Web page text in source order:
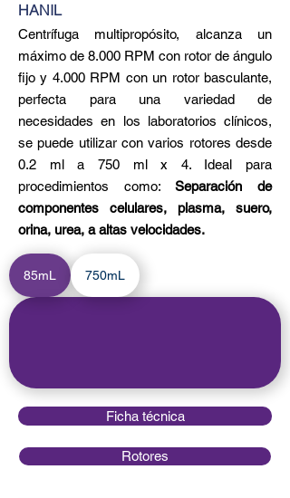
HANIL
Centrífuga multipropósito, alcanza un
máximo de 8.000 RPM con rotor de ángulo
fijo y 4.000 RPM con un rotor basculante,
perfecta para una variedad de
necesidades en los laboratorios clínicos,
se puede utilizar con varios rotores desde
0.2 ml a 750 ml x 4. Ideal para
procedimientos como:Separación de
componentes celulares, plasma, suero,
orina, urea, a altas velocidades.
85mL 750mL
Ficha técnica
Rotores